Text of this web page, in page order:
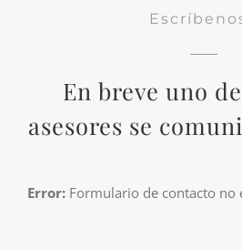
En breve uno
asesores se
Error:Formulario de contacto no